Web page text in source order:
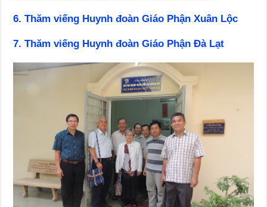
6. Thăm viếng Huynh đoàn Giáo Phận Xuân Lộc
7. Thăm viếng Huynh đoàn Giáo Phận Đà Lạt